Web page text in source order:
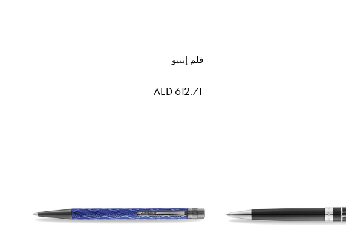
قلم إينيو
AED 612.71